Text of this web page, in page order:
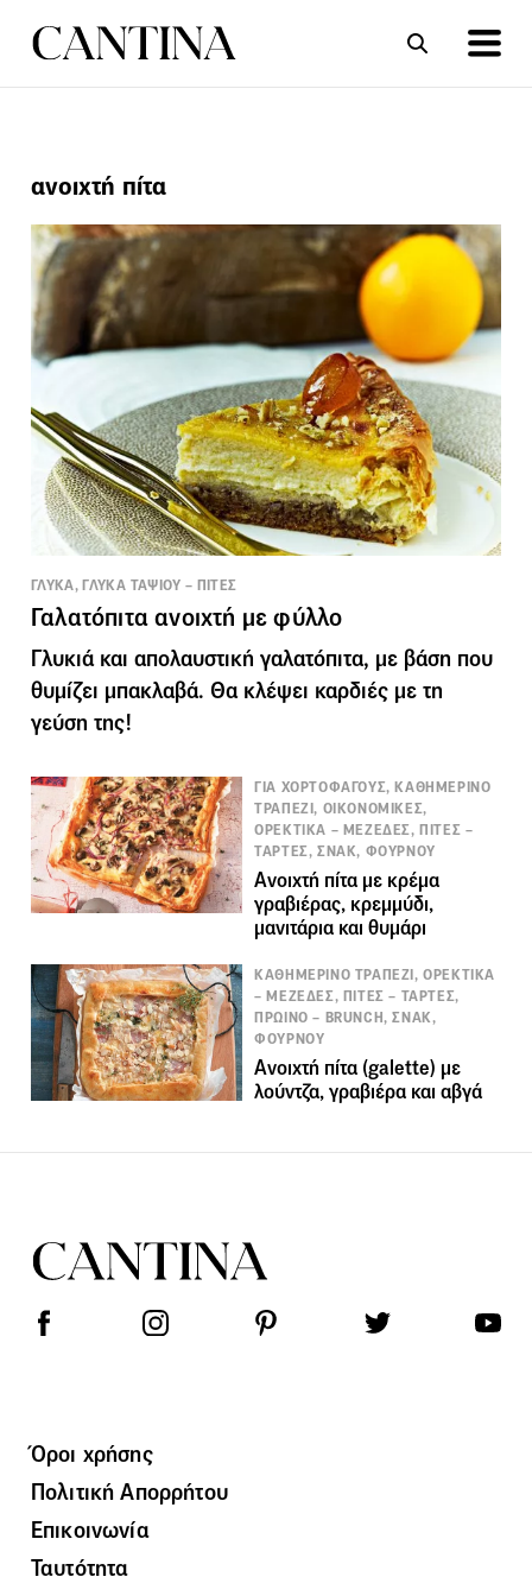
ΣΥΝΤΑΓΕΣ
ανοιχτή πίτα
ΓΛΥΚΑ, ΓΛΥΚΑ ΤΑΨΙΟΥ – ΠΙΤΕΣ
Γαλατόπιτα ανοιχτή με φύλλο
Γλυκιά και απολαυστική γαλατόπιτα, με βάση που
θυμίζει μπακλαβά. Θα κλέψει καρδιές με τη
γεύση της!
ΓΙΑ ΧΟΡΤΟΦΑΓΟΥΣ, ΚΑΘΗΜΕΡΙΝΟ
ΤΡΑΠΕΖΙ, ΟΙΚΟΝΟΜΙΚΕΣ,
ΟΡΕΚΤΙΚΑ – ΜΕΖΕΔΕΣ, ΠΙΤΕΣ –
ΤΑΡΤΕΣ, ΣΝΑΚ, ΦΟΥΡΝΟΥ
Ανοιχτή πίτα με κρέμα
γραβιέρας, κρεμμύδι,
μανιτάρια και θυμάρι
ΚΑΘΗΜΕΡΙΝΟ ΤΡΑΠΕΖΙ, ΟΡΕΚΤΙΚΑ
– ΜΕΖΕΔΕΣ, ΠΙΤΕΣ – ΤΑΡΤΕΣ,
ΠΡΩΙΝΟ – BRUNCH, ΣΝΑΚ,
ΦΟΥΡΝΟΥ
Ανοιχτή πίτα (galette) με
λούντζα, γραβιέρα και αβγά
Όροι χρήσης
Πολιτική Απορρήτου
Επικοινωνία
Ταυτότητα